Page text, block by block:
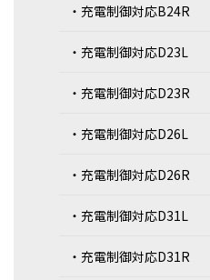
・充電制御対応B24R
・充電制御対応D23L
・充電制御対応D23R
・充電制御対応D26L
・充電制御対応D26R
・充電制御対応D31L
・充電制御対応D31R